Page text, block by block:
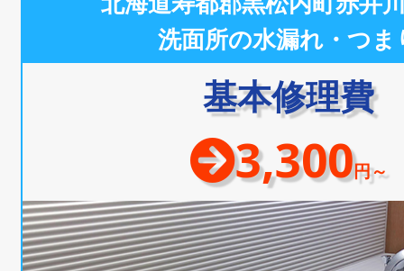
洗面所の水漏れ・つま
基本修理費
3,300円～